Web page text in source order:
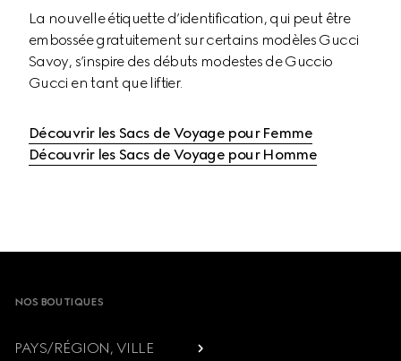
La nouvelle étiquette d’identification, qui peut être
embossée gratuitement sur certains modèles Gucci
Savoy, s’inspire des débuts modestes de Guccio
Gucci en tant que liftier.
Découvrir les Sacs de Voyage pour Femme
Découvrir les Sacs de Voyage pour Homme
NOS BOUTIQUES
PAYS/RÉGION, VILLE